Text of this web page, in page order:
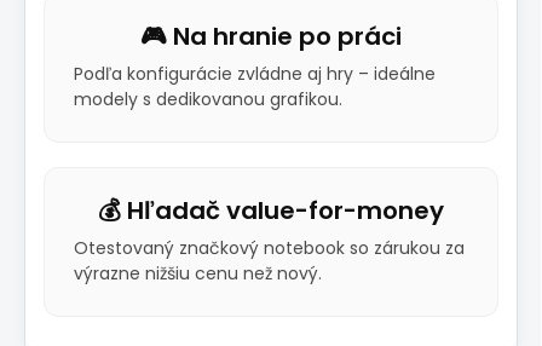
🎮 Na hranie po práci
Podľa konfigurácie zvládne aj hry – ideálne
modely s dedikovanou grafikou.
💰 Hľadač value-for-money
Otestovaný značkový notebook so zárukou za
výrazne nižšiu cenu než nový.